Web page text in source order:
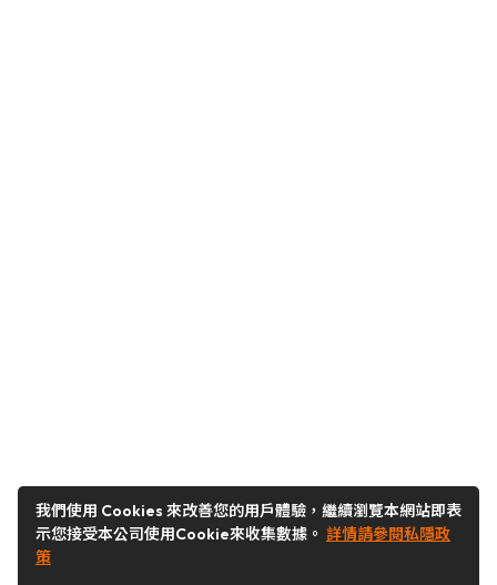
我們使用 Cookies 來改善您的用戶體驗，繼續瀏覽本網站即表
示您接受本公司使用Cookie來收集數據。 詳情請參閱私隱政
策